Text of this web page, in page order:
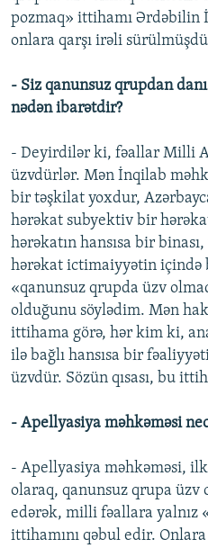
pozmaq» ittihamı Ərdəbilin
onlara qarşı irəli
- Siz qanunsuz qrupdan
nədən ibarətdir?
- Deyirdilər ki, fəallar Milli
üzvdürlər. Mən İnqilab
bir təşkilat yoxdur,
hərəkat subyektiv bir
hərəkatın hansısa bir
hərəkat ictimaiyyətin içində
«qanunsuz qrupda üzv
olduğunu söylədim. Mən
ittihama görə, hər kim ki,
ilə bağlı hansısa bir
üzvdür. Sözün qısası, bu
- Apellyasiya məhkəməsi
- Apellyasiya məhkəməsi,
olaraq, qanunsuz qrupa üzv
edərək, milli fəallara yalnız
ittihamını qəbul edir.